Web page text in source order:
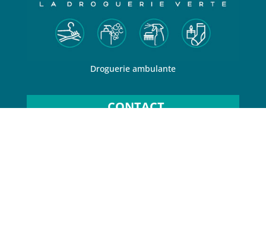
Droguerie ambulante
CONTACT